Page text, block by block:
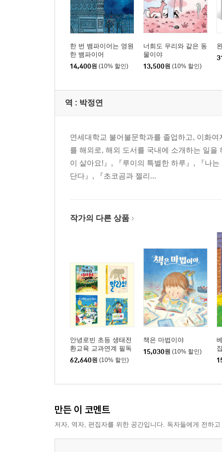
한 번 뱀파이어는 영원
한 뱀파이어
14,400원 (10% 할인)
너희도 우리와 같은 동
물이야
13,500원 (10% 할인)
역 : 박정연
연세대학교 불어불문학과를 졸업하고, 이화
를 해외로, 해외 도서를 국내에 소개하는 일
이 살아요!』, 『루이의 특별한 하루』, 『나
단다』, 『초코곰과 젤리...
작가의 다른 상품
안녕로빈 초등 생태전
환교육 교과연계 필독
서 세트
62,640원 (10% 할인)
책은 마법이야
15,030원 (10% 할인)
만든 이 코멘트
저자, 역자, 편집자를 위한 공간입니다. 독자들에게 전하